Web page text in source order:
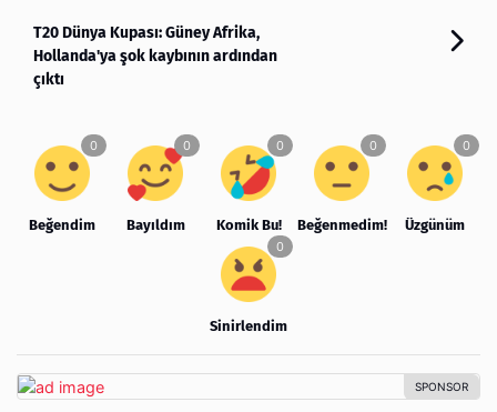
T20 Dünya Kupası: Güney Afrika,
Hollanda'ya şok kaybının ardından
çıktı
Beğendim Bayıldım Komik Bu! Beğenmedim! Üzgünüm
Sinirlendim